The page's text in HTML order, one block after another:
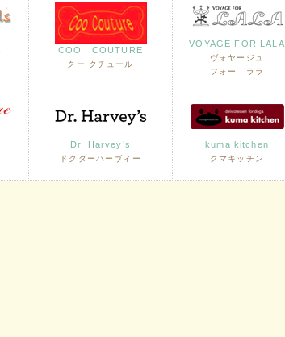
COO COUTURE
クー クチュール
VOYAGE FOR LALA
ヴォヤージュ
フォー ララ
Dr. Harvey’s
ドクターハーヴィー
kuma kitchen
クマキッチン